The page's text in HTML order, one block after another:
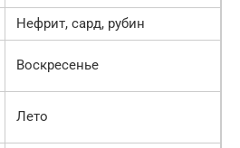
Нефрит, сард, рубин
Воскресенье
Лето